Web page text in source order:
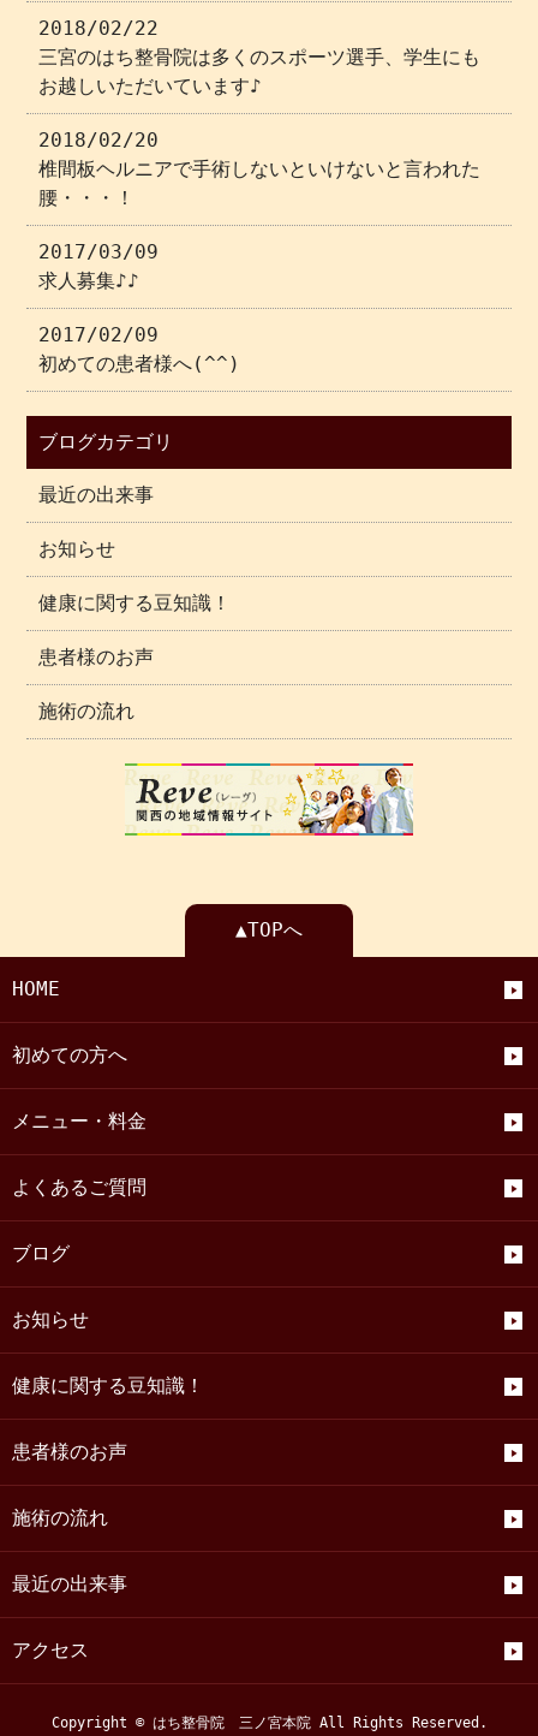
2018/02/22
三宮のはち整骨院は多くのスポーツ選手、学生にも
お越しいただいています♪
2018/02/20
椎間板ヘルニアで手術しないといけないと言われた
腰・・・！
2017/03/09
求人募集♪♪
2017/02/09
初めての患者様へ(^^)
ブログカテゴリ
最近の出来事
お知らせ
健康に関する豆知識！
患者様のお声
施術の流れ
▲TOPへ
HOME
初めての方へ
メニュー・料金
よくあるご質問
ブログ
お知らせ
健康に関する豆知識！
患者様のお声
施術の流れ
最近の出来事
アクセス
Copyright © はち整骨院 三ノ宮本院 All Rights Reserved.